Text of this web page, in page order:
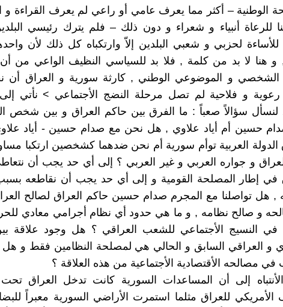
الوطنية – أكثر مما يعرف عامي أو راعي لم يعرف القراءة و
للرعاة أنبياء و شعراء و دون ذلك – فلم يترك رئيسي
للأساءة لحزبي و شعبي البلدين إلاّ وارتكباه كل ذلك لأن
, و هنا لا بد من كلمة , فلا بد للسياسي النظيف الواعي من
الشخصي و الموضوعي الوطني , كارثة سورية و العراق أن
و فلاحية لم تصل مرحلة النضج الأجتماعي > نأتي
لنسأل سؤالاً صعباً : ما الفرق بين حاكم العراق و بين شخص
حسين أم أياد علاوي , هل نحن مع صدام حسين - أياد
الدولة العربية توأم سورية أم نحن ضدهما كشخصين ارتكبا
و جواره العربي و غير العربي ؟ إلى أي حد يجب أن
في إطار المصلحة القومية و إلى أي حد يجب أن نقاطعه
, هل تواصلنا مع المجرم صدام حسين حاكم العراق لصالح
و صالح نظامه , و ما هي حدود أي نظام أجرامي معادي
في النسيج الأجتماعي للشعب العراقي ؟ هل وجود علاقة
و العراقي السابق و الحالي هي لمصلحة النظامين فقط و هل
في مصالحه الأقتصادية الأجتماعية من هذه العلاقة ؟
إلى أن المساعدات السورية كانت تدخل العراق تحت
الأمريكي للعراق مثلما استمرت الأراضي السورية معبراً